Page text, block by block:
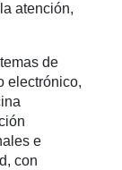
atención,
de
electrónico,
e
con